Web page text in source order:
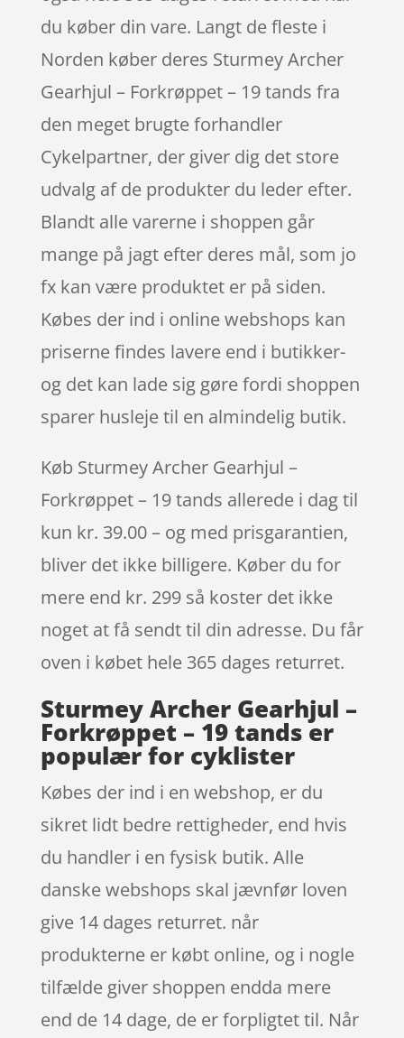
du køber din vare. Langt de fleste i
Norden køber deres Sturmey Archer
Gearhjul – Forkrøppet – 19 tands fra
den meget brugte forhandler
Cykelpartner, der giver dig det store
udvalg af de produkter du leder efter.
Blandt alle varerne i shoppen går
mange på jagt efter deres mål, som jo
fx kan være produktet er på siden.
Købes der ind i online webshops kan
priserne findes lavere end i butikker-
og det kan lade sig gøre fordi shoppen
sparer husleje til en almindelig butik.
Køb Sturmey Archer Gearhjul –
Forkrøppet – 19 tands allerede i dag til
kun kr. 39.00 – og med prisgarantien,
bliver det ikke billigere. Køber du for
mere end kr. 299 så koster det ikke
noget at få sendt til din adresse. Du får
oven i købet hele 365 dages returret.
Sturmey Archer Gearhjul –
Forkrøppet – 19 tands er
populær for cyklister
Købes der ind i en webshop, er du
sikret lidt bedre rettigheder, end hvis
du handler i en fysisk butik. Alle
danske webshops skal jævnfør loven
give 14 dages returret. når
produkterne er købt online, og i nogle
tilfælde giver shoppen endda mere
end de 14 dage, de er forpligtet til. Når